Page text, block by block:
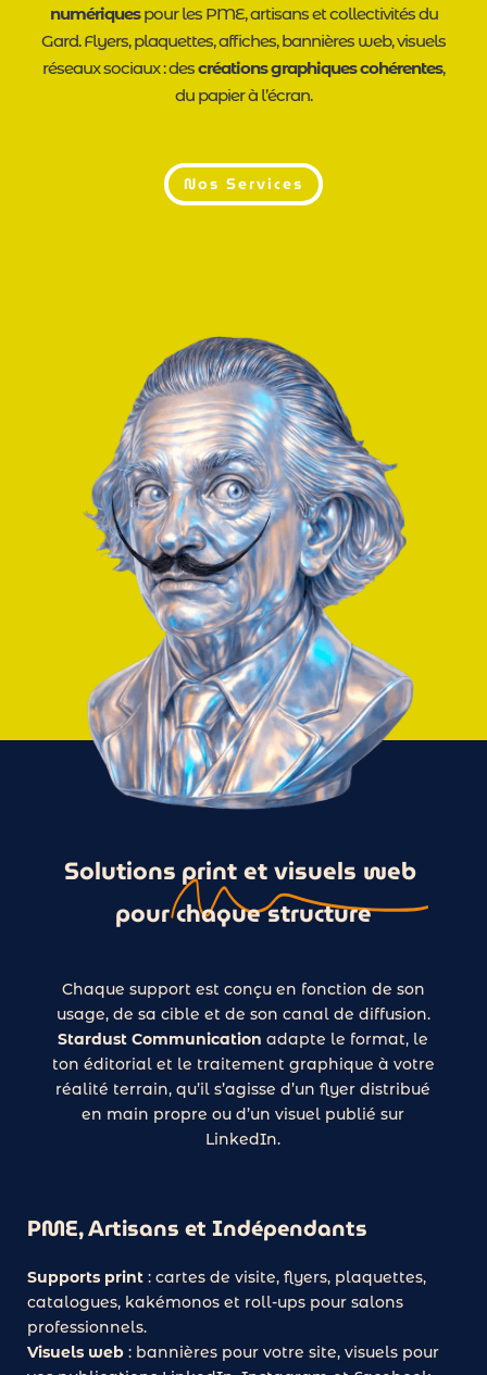
numériquespour les PME, artisans et collectivités du
Gard. Flyers, plaquettes, affiches, bannières web, visuels
réseaux sociaux : descréations graphiques cohérentes,
du papier à l’écran.
Nos Services
Solutions print et visuels web
pour chaque structure
Chaque support est conçu en fonction de son
usage, de sa cible et de son canal de diffusion.
Stardust Communication adapte le format, le
ton éditorial et le traitement graphique à votre
réalité terrain, qu’il s’agisse d’un flyer distribué
en main propre ou d’un visuel publié sur
LinkedIn.
PME, Artisans et Indépendants
Supports print: cartes de visite, flyers, plaquettes,
catalogues, kakémonos et roll-ups pour salons
professionnels.
Visuels web: bannières pour votre site, visuels pour